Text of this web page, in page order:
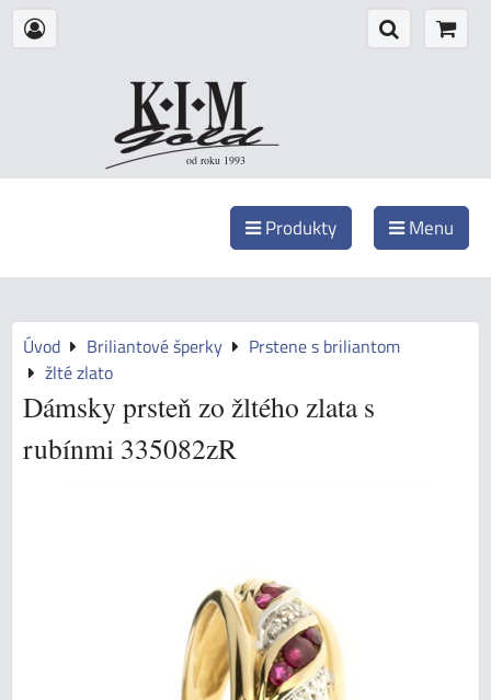
od roku 1993
Produkty Menu
Úvod Briliantové šperky
Prstene s briliantom
žlté zlato
Dámsky prsteň zo žltého zlata s
rubínmi 335082zR